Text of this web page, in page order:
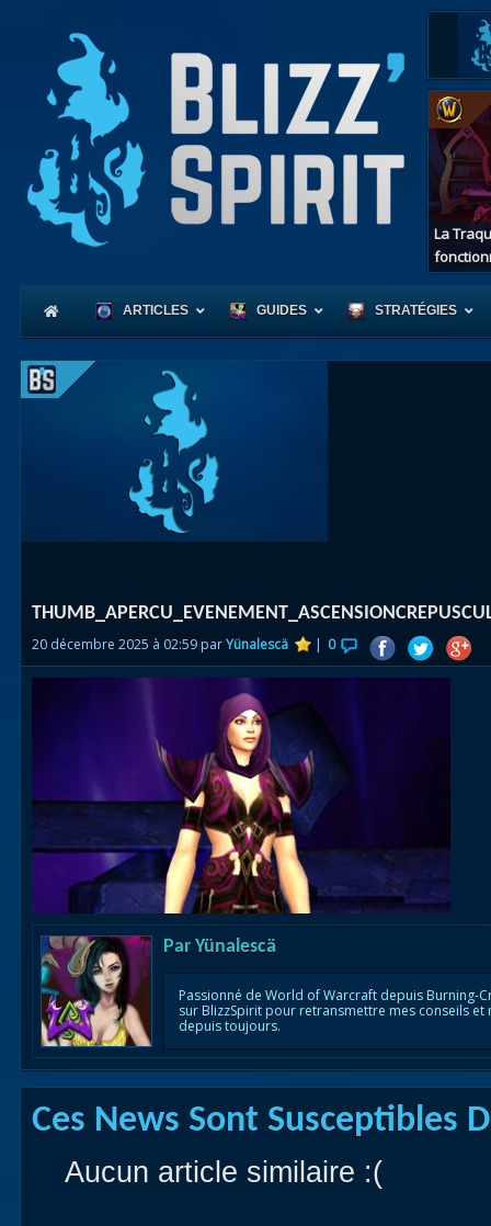
La
ARTICLES GUIDES
des îles
Uldum
Val
STRATÉGIES
20 décembre 2025 à 02:59 parYünalescä | 0
Par Yünalescä
Passionné de World of Warcraft depuis Burning-
sur BlizzSpirit pour retransmettre mes conseils
depuis toujours.
Ces News Sont Susceptibles
Aucun article similaire :(